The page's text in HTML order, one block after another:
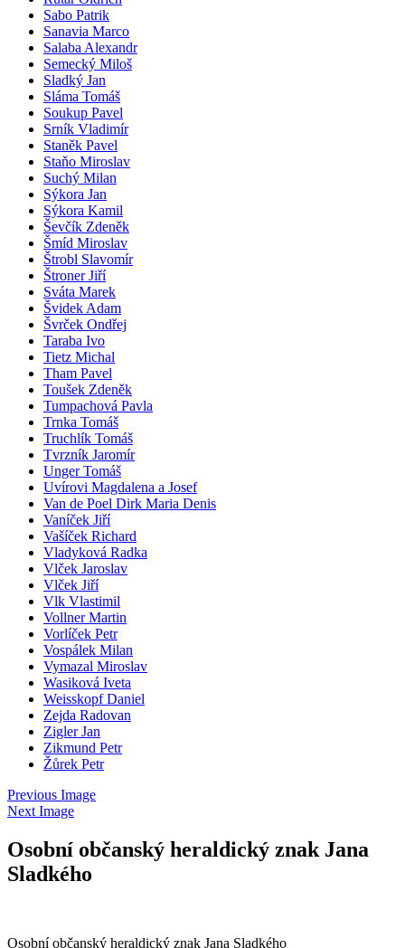
Sabo Patrik
Sanavia Marco
Salaba Alexandr
Semecký Miloš
Sladký Jan
Sláma Tomáš
Soukup Pavel
Srník Vladimír
Staněk Pavel
Staňo Miroslav
Suchý Milan
Sýkora Jan
Sýkora Kamil
Ševčík Zdeněk
Šmíd Miroslav
Štrobl Slavomír
Štroner Jiří
Sváta Marek
Švidek Adam
Švrček Ondřej
Taraba Ivo
Tietz Michal
Tham Pavel
Toušek Zdeněk
Tumpachová Pavla
Trnka Tomáš
Truchlík Tomáš
Tvrzník Jaromír
Unger Tomáš
Uvírovi Magdalena a Josef
Van de Poel Dirk Maria Denis
Vaníček Jiří
Vašíček Richard
Vladyková Radka
Vlček Jaroslav
Vlček Jiří
Vlk Vlastimil
Vollner Martin
Vorlíček Petr
Vospálek Milan
Vymazal Miroslav
Wasiková Iveta
Weisskopf Daniel
Zejda Radovan
Zigler Jan
Zikmund Petr
Žůrek Petr
Previous Image
Next Image
Osobní občanský heraldický znak Jana
Sladkého
Osobní občanský heraldický znak Jana Sladkého